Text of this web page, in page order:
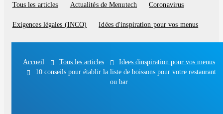
Blog
categories
Tous les articles Actualités de Menutech Coronavirus
Exigences légales (INCO) Idées d'inspiration pour vos menus
Accueil Tous les articles
Idees dinspiration pour vos menus
10 conseils pour établir la liste de boissons pour votre restaurant
ou bar